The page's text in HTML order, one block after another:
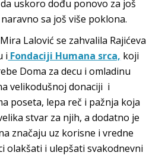
uskoro dođu ponovo za još
sa još više poklona.
Lalović se zahvalila Rajićeva
i Fondaciji Humana srca, koji
Doma za decu i omladinu
velikodušnoj donaciji i
poseta, lepa reč i pažnja koja
stvar za njih, a dodatno je
značaju uz korisne i vredne
olakšati i ulepšati svakodnevni